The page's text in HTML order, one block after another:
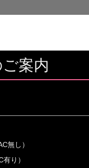
案内
無し）
り）